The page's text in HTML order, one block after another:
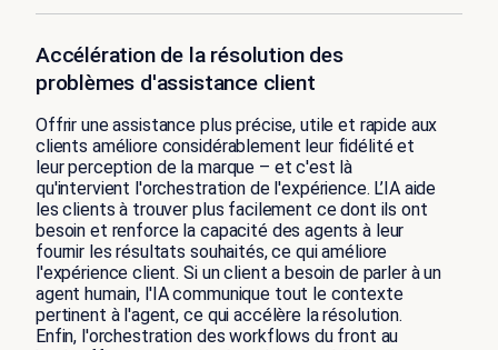
Accélération de la résolution des
problèmes d'assistance client
Offrir une assistance plus précise, utile et rapide aux
clients améliore considérablement leur fidélité et
leur perception de la marque – et c'est là
qu'intervient l'orchestration de l'expérience. L’IA aide
les clients à trouver plus facilement ce dont ils ont
besoin et renforce la capacité des agents à leur
fournir les résultats souhaités, ce qui améliore
l'expérience client. Si un client a besoin de parler à un
agent humain, l'IA communique tout le contexte
pertinent à l'agent, ce qui accélère la résolution.
Enfin, l'orchestration des workflows du front au